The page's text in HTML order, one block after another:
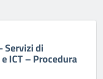
Servizi di
ICT – Procedura